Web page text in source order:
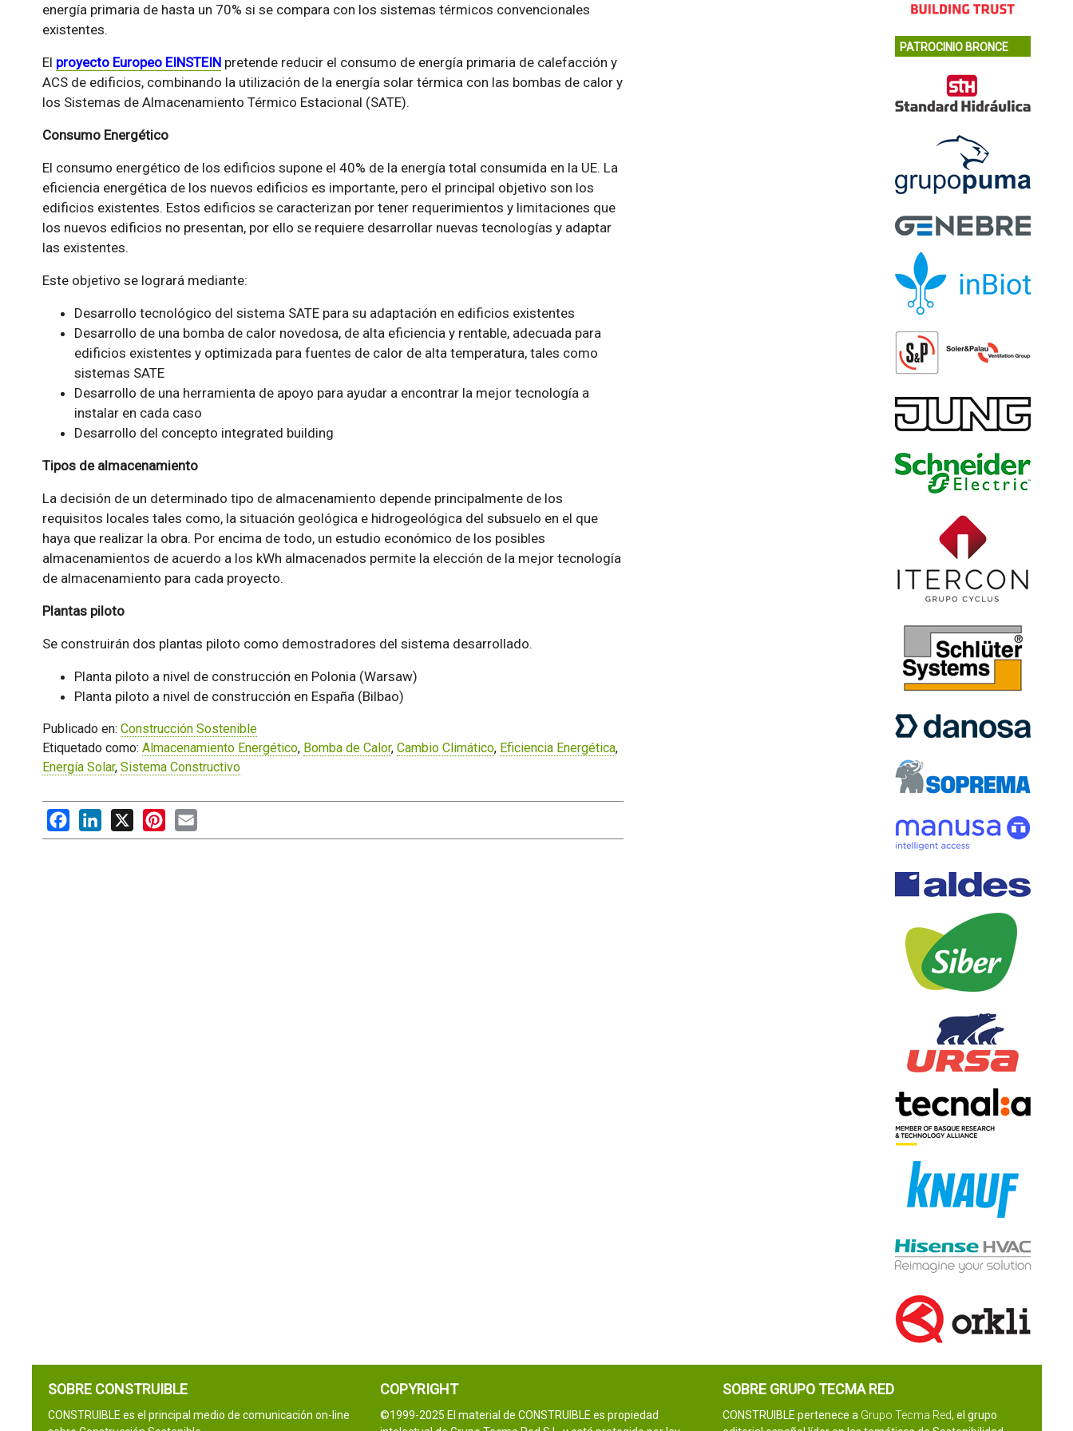
energía primaria de hasta un 70% si se compara con los sistemas térmicos convencionales
existentes.
El proyecto Europeo EINSTEINpretende reducir el consumo de energía primaria de calefacción y
ACS de edificios, combinando la utilización de la energía solar térmica con las bombas de calor y
los Sistemas de Almacenamiento Térmico Estacional (SATE).
Consumo Energético
El consumo energético de los edificios supone el 40% de la energía total consumida en la UE. La
eficiencia energética de los nuevos edificios es importante, pero el principal objetivo son los
edificios existentes. Estos edificios se caracterizan por tener requerimientos y limitaciones que
los nuevos edificios no presentan, por ello se requiere desarrollar nuevas tecnologías y adaptar
las existentes.
Este objetivo se logrará mediante:
Desarrollo tecnológico del sistema SATE para su adaptación en edificios existentes
Desarrollo de una bomba de calor novedosa, de alta eficiencia y rentable, adecuada para
edificios existentes y optimizada para fuentes de calor de alta temperatura, tales como
sistemas SATE
Desarrollo de una herramienta de apoyo para ayudar a encontrar la mejor tecnología a
instalar en cada caso
Desarrollo del concepto integrated building
Tipos de almacenamiento
La decisión de un determinado tipo de almacenamiento depende principalmente de los
requisitos locales tales como, la situación geológica e hidrogeológica del subsuelo en el que
haya que realizar la obra. Por encima de todo, un estudio económico de los posibles
almacenamientos de acuerdo a los kWh almacenados permite la elección de la mejor tecnología
de almacenamiento para cada proyecto.
Plantas piloto
Se construirán dos plantas piloto como demostradores del sistema desarrollado.
Planta piloto a nivel de construcción en Polonia (Warsaw)
Planta piloto a nivel de construcción en España (Bilbao)
Publicado en: Construcción Sostenible
Etiquetado como: Almacenamiento Energético, Bomba de Calor, Cambio Climático, Eficiencia Energética,
Energía Solar, Sistema Constructivo
FacebookLinkedIn
X PinterestEmail
PATROCINIO BRONCE
SOBRE CONSTRUIBLE
CONSTRUIBLE es el principal medio de comunicación on-line
COPYRIGHT
©1999-2025 El material de CONSTRUIBLE es propiedad
SOBRE GRUPO TECMA RED
CONSTRUIBLE pertenece a Grupo Tecma Red, el grupo